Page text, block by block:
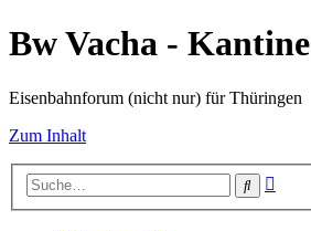
Bw Vacha - Kantine
Eisenbahnforum (nicht nur) für Thüringen
Zum Inhalt
Suche